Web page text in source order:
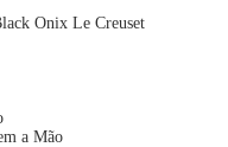
Onix Le Creuset
a Mão